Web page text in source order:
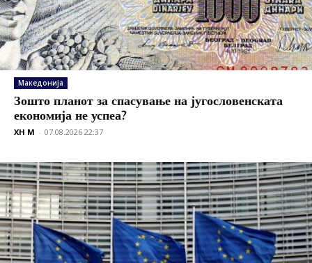
Македонија
Зошто планот за спасување на југословенската
економија не успеа?
XH M - 07.08.2026 22:37